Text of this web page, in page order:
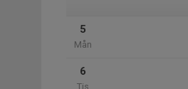
5
Mån
6
Tis